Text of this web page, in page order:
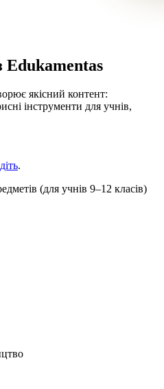
якісний контент:
інструменти для учнів,
.
(для учнів 9–12 класів)